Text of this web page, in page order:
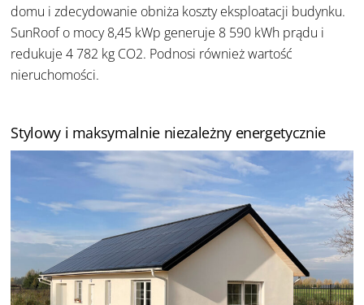
domu i zdecydowanie obniża koszty eksploatacji budynku.
SunRoof o mocy 8,45 kWp generuje 8 590 kWh prądu i
redukuje 4 782 kg CO2. Podnosi również wartość
nieruchomości.
Stylowy i maksymalnie niezależny energetycznie